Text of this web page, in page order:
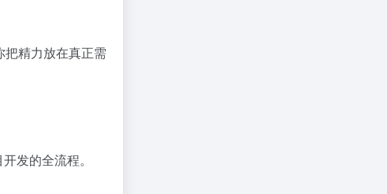
精力放在真正需
发的全流程。